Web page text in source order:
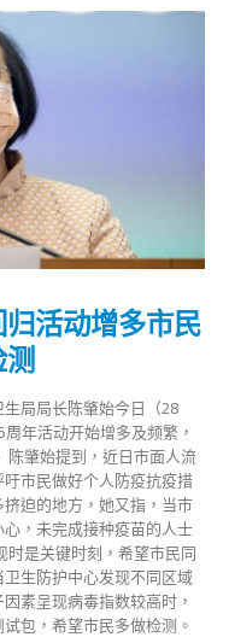
活动增多市民
局局长陈肇始今日（28
年活动开始增多及频繁，
陈肇始提到，近日市面人流
市民做好个人防疫抗疫措
迫的地方，她又指，当巿
，未完成接种疫苗的人士
时是关键时刻，希望市民同
生防护中心发现不同区域
素呈现病毒指数较高时，
包，希望市民多做检测。